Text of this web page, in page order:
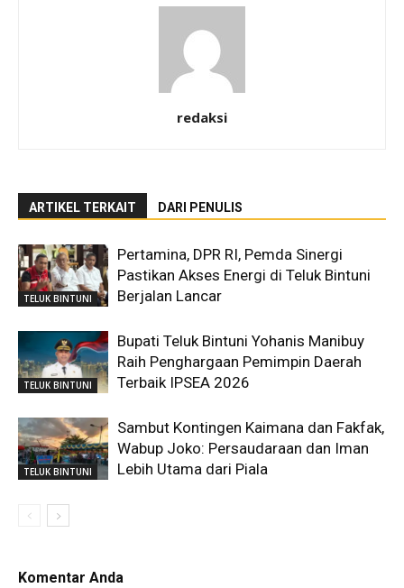
redaksi
ARTIKEL TERKAIT DARI PENULIS
TELUK BINTUNI
Pertamina, DPR RI, Pemda Sinergi
Pastikan Akses Energi di Teluk Bintuni
Berjalan Lancar
TELUK BINTUNI
Bupati Teluk Bintuni Yohanis Manibuy
Raih Penghargaan Pemimpin Daerah
Terbaik IPSEA 2026
TELUK BINTUNI
Sambut Kontingen Kaimana dan Fakfak,
Wabup Joko: Persaudaraan dan Iman
Lebih Utama dari Piala
Komentar Anda